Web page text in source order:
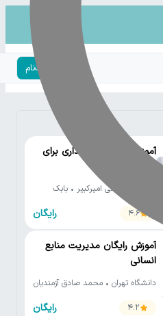
ورود | ثبت‌نام
آموزش رایگان حسابداری برای
دانشگاه صنعتی امیرکبیر • بابک
صادق زاده
4.6
رایگان
آموزش رایگان مدیریت منابع
انسانی
دانشگاه تهران • محمد صادق آزمندیان
4.2
رایگان